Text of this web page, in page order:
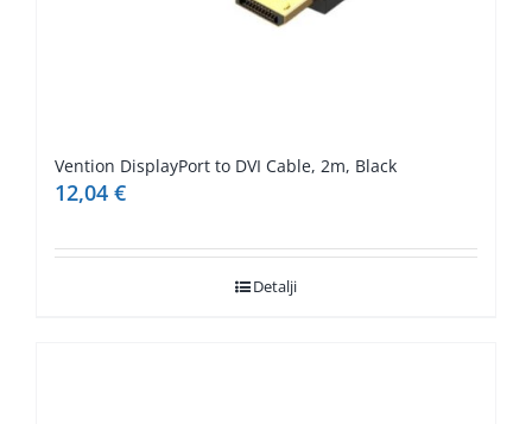
Vention DisplayPort to DVI Cable, 2m, Black
12,04 €
Detalji